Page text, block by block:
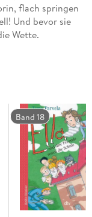
flach springen
Und bevor sie
Wette.
ist alles
Tage, da findet
antolin. de
Band 18